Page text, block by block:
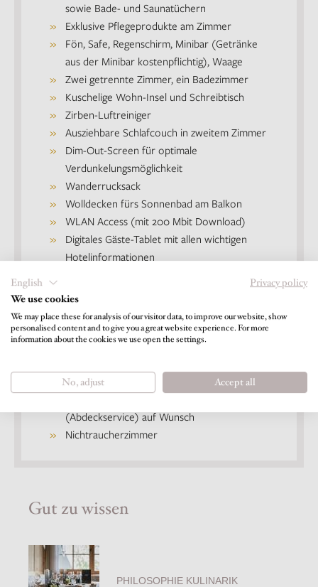
sowie Bade- und Saunatüchern
Exklusive Pflegeprodukte am Zimmer
Fön, Safe, Regenschirm, Minibar (Getränke
aus der Minibar kostenpflichtig), Waage
Zwei getrennte Zimmer, ein Badezimmer
Kuschelige Wohn-Insel und Schreibtisch
Zirben-Luftreiniger
Ausziehbare Schlafcouch in zweitem Zimmer
Dim-Out-Screen für optimale
Verdunkelungsmöglichkeit
Wanderrucksack
Wolldecken fürs Sonnenbad am Balkon
WLAN Access (mit 200 Mbit Download)
Digitales Gäste-Tablet mit allen wichtigen
Hotelinformationen
Programme, 70 deutschsprachige
Radioprogramme
Sky TV in HD (Sky Bundesliga, Sky Sport 1,
Sky 1, Sky Atlantic)
Eigene kleine Zimmerbibliothek
(Abdeckservice) auf Wunsch
Nichtraucherzimmer
Gut zu wissen
PHILOSOPHIE KULINARIK
English
Privacy policy
We use cookies
We may place these for analysis of our visitor data, to improve our website, show
personalised content and to give you a great website experience. For more
information about the cookies we use open the settings.
No, adjust Accept all